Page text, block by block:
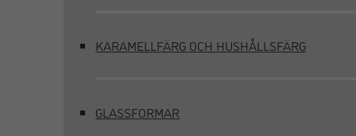
KARAMELLFÄRG OCH HUSHÅLLSFÄRG
GLASSFORMAR